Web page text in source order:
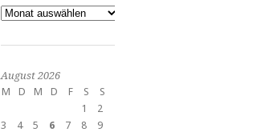
Archiv
August 2026
M
D M D F S
S
1
2
3
4 5 6 7 8
9